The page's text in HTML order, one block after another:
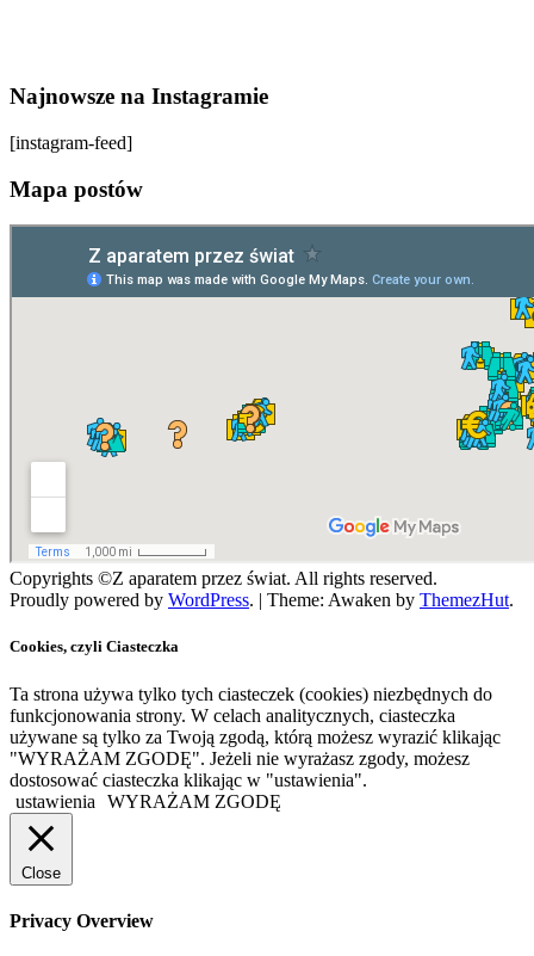
Najnowsze na Instagramie
[instagram-feed]
Mapa postów
Copyrights ©Z aparatem przez świat. All rights reserved.
Proudly powered by WordPress. | Theme: Awaken by ThemezHut.
Cookies, czyli Ciasteczka
Ta strona używa tylko tych ciasteczek (cookies) niezbędnych do
funkcjonowania strony. W celach analitycznych, ciasteczka
używane są tylko za Twoją zgodą, którą możesz wyrazić klikając
"WYRAŻAM ZGODĘ". Jeżeli nie wyrażasz zgody, możesz
dostosować ciasteczka klikając w "ustawienia".
ustawienia
WYRAŻAM ZGODĘ
Close
Privacy Overview